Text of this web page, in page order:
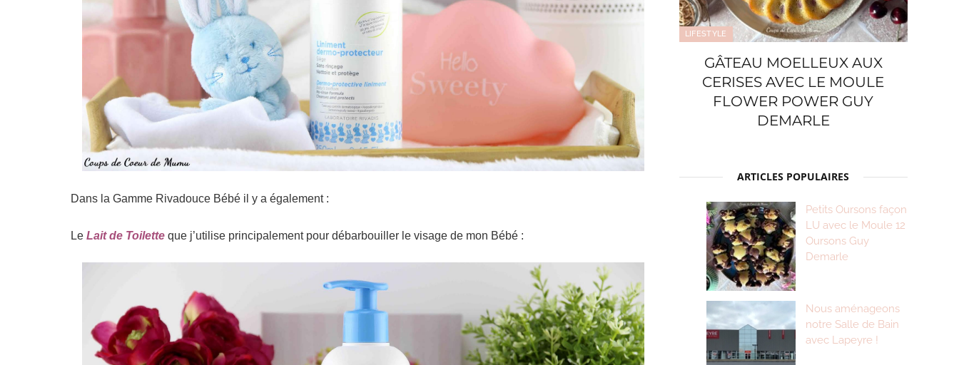
Dans la Gamme Rivadouce Bébé il y a également :
Le Lait de Toiletteque j’utilise principalement pour débarbouiller le visage de mon Bébé :
LIFESTYLE
GÂTEAU MOELLEUX AUX
CERISES AVEC LE MOULE
FLOWER POWER GUY
DEMARLE
ARTICLES POPULAIRES
Petits Oursons façon
LU avec le Moule 12
Oursons Guy
Demarle
Nous aménageons
notre Salle de Bain
avec Lapeyre !